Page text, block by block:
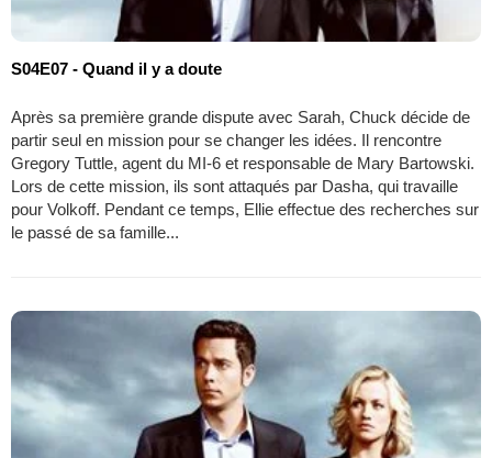
S04E07 - Quand il y a doute
Après sa première grande dispute avec Sarah, Chuck décide de
partir seul en mission pour se changer les idées. Il rencontre
Gregory Tuttle, agent du MI-6 et responsable de Mary Bartowski.
Lors de cette mission, ils sont attaqués par Dasha, qui travaille
pour Volkoff. Pendant ce temps, Ellie effectue des recherches sur
le passé de sa famille...